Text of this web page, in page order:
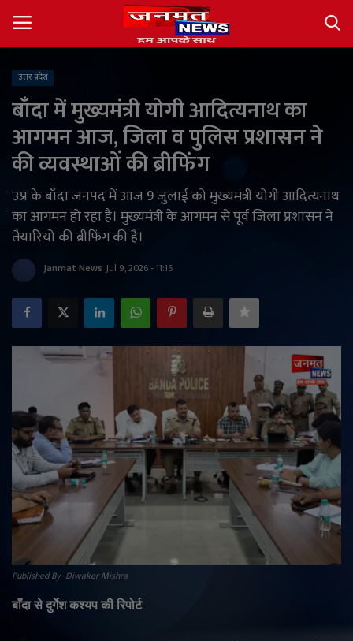
About
देश
अंतर्राष्ट्रीय
राज्य
खेल
मनोरंजन
अपराध
ज्योतिष
व्यापार
उत्तर प्रदेश
बाँदा में मुख्यमंत्री योगी आदित्यनाथ का
आगमन आज, जिला व पुलिस प्रशासन ने
की व्यवस्थाओं की ब्रीफिंग
उप्र के बाँदा जनपद में आज 9 जुलाई को मुख्यमंत्री योगी आदित्यनाथ
का आगमन हो रहा है। मुख्यमंत्री के आगमन से पूर्व जिला प्रशासन ने
तैयारियो की ब्रीफिंग की है।
Janmat News Jul 9, 2026 - 11:16
Published By- Diwaker Mishra
बाँदा से दुर्गेश कश्यप की रिपोर्ट